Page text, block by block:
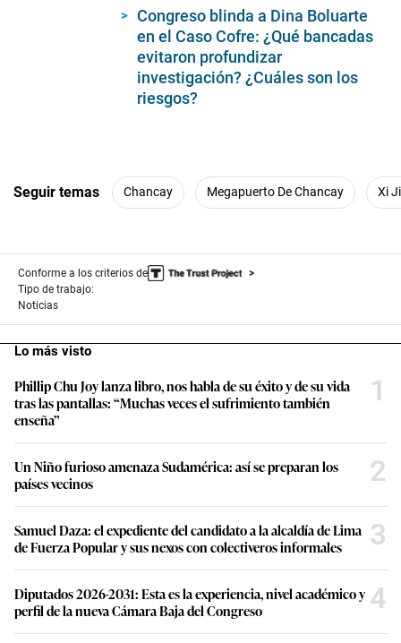
Congreso blinda a Dina Boluarte
en el Caso Cofre: ¿Qué bancadas
evitaron profundizar
investigación? ¿Cuáles son los
riesgos?
Seguir temas Chancay Megapuerto De Chancay Xi
Conforme a los criterios de
Tipo de trabajo:
Noticias
Lo más visto
Phillip Chu Joy lanza libro, nos habla de su éxito y de su vida
tras las pantallas: “Muchas veces el sufrimiento también
enseña”
1
Un Niño furioso amenaza Sudamérica: así se preparan los
países vecinos
2
Samuel Daza: el expediente del candidato a la alcaldía de Lima
de Fuerza Popular y sus nexos con colectiveros informales
3
Diputados 2026-2031: Esta es la experiencia, nivel académico y
perfil de la nueva Cámara Baja del Congreso
4